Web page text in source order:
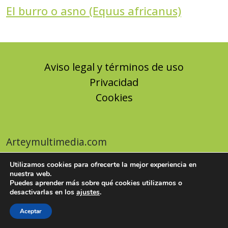
El burro o asno (Equus africanus)
Aviso legal y términos de uso
Privacidad
Cookies
Arteymultimedia.com
Utilizamos cookies para ofrecerte la mejor experiencia en
nuestra web.
Puedes aprender más sobre qué cookies utilizamos o
desactivarlas en los ajustes.
Aceptar